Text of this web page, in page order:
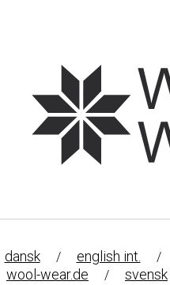
dansk/ english int. /
wool-wear.de / svensk